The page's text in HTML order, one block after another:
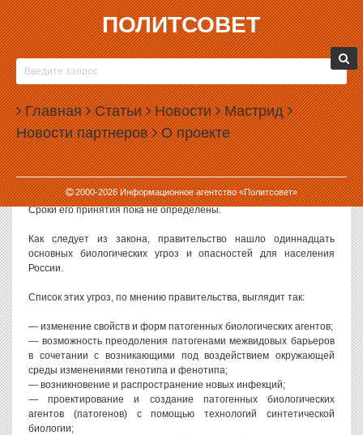
ПОЛИТСОВЕТ
Главная Статьи Новости Мастрид
Новости партнеров О проекте
2000-2026Информационное агентство «Политсовет»
03.12.2019, 11:45
ДИВЕРСИИ И АВАРИИ: ГОСДУМА
ЗАКОНОДАТЕЛЬНО УТВЕРДИТ СПИСОК
БИОЛОГИЧЕСКИХ УГРОЗ
Правительство России внесло в Государственную думу
законопроект о биологической безопасности. В нем
сформулирован список биологических угроз населению.
Законопроект поступил на рассмотрение Госдумы накануне.
Сроки его принятия пока не определены.
Как следует из закона, правительство нашло одиннадцать
основных биологических угроз и опасностей для населения
России.
Список этих угроз, по мнению правительства, выглядит так:
— изменение свойств и форм патогенных биологических агентов;
— возможность преодоления патогенами межвидовых барьеров
в сочетании с возникающими под воздействием окружающей
среды изменениями генотипа и фенотипа;
— возникновение и распространение новых инфекций;
— проектирование и создание патогенных биологических
агентов (патогенов) с помощью технологий синтетической
биологии;